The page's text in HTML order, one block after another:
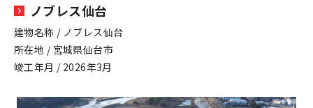
ノブレス仙台
建物名称 / ノブレス仙台
所在地 / 宮城県仙台市
竣工年月 / 2026年3月